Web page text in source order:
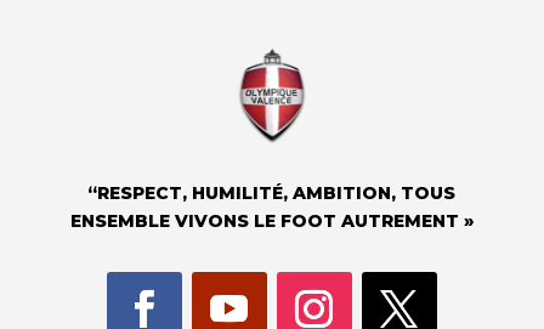
“RESPECT, HUMILITÉ, AMBITION, TOUS
ENSEMBLE VIVONS LE FOOT AUTREMENT »